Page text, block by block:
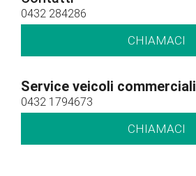
0432 284286
CHIAMACI
Service veicoli commerciali
0432 1794673
CHIAMACI